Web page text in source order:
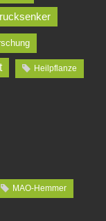
Heilpflanze
MAO-Hemmer